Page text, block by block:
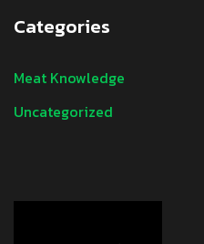
Categories
Meat Knowledge
Uncategorized